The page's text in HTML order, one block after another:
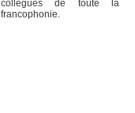
collègues de toute la
francophonie.